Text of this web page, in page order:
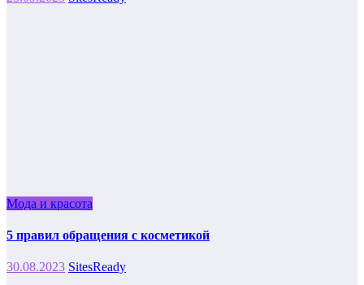
Мода и красота
5 правил обращения с косметикой
30.08.2023 SitesReady